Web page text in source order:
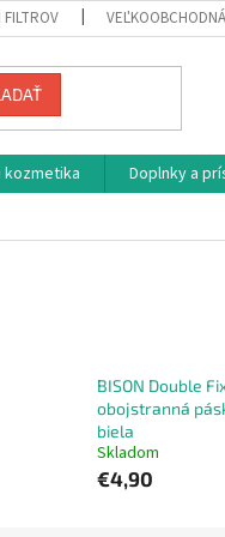
FILTROV
kozmetika Doplnky a
BISON Double
obojstranná
biela
Skladom
€4,90